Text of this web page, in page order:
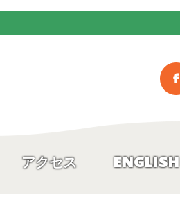
アクセス ENGLISH